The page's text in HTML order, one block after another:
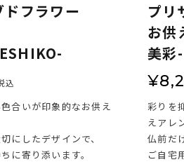
ドフラワー
込
合いが印象的なお供え
にしたデザインで、
に寄り添います。
プリ
お供
美彩
¥
彩りを
えアレ
仏前だ
ご自宅